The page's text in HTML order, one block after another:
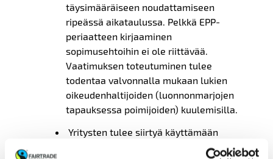
täysimääräiseen noudattamiseen
ripeässä aikataulussa. Pelkkä EPP-
periaatteen kirjaaminen
sopimusehtoihin ei ole riittävää.
Vaatimuksen toteutuminen tulee
todentaa valvonnalla mukaan lukien
oikeudenhaltijoiden (luonnonmarjojen
tapauksessa poimijoiden) kuulemisilla.
Yritysten tulee siirtyä käyttämään